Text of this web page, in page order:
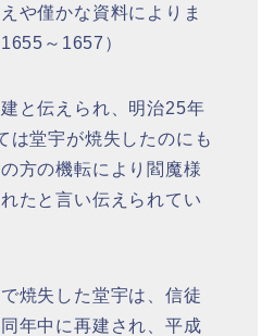
や僅かな資料によりま
～1657）
と伝えられ、明治25年
は堂宇が焼失したのにも
方の機転により閻魔様
たと言い伝えられてい
焼失した堂宇は、信徒
年中に再建され、平成